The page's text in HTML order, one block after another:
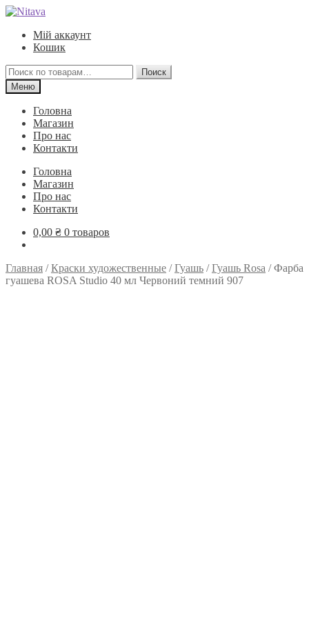
Перейти
навигации
Перейти
содержимому
Мій аккаунт
Кошик
Искать:
Поиск
Меню
Головна
Магазин
Про нас
Контакти
Головна
Магазин
Про нас
Контакти
0,00 ₴ 0 товаров
Главная /Краски художественные /Гуашь /Гуашь Rosa /Фарба
гуашева ROSA Studio 40 мл Червоний темний 907